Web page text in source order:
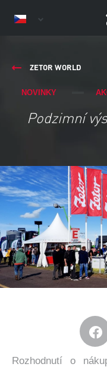
ZETOR WORLD
NOVINKY
Podzimní
Rozhodnutí o